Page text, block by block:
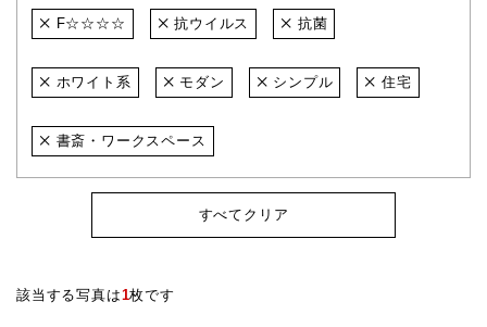
F☆☆☆☆ 抗ウイルス 抗菌
ホワイト系 モダン シンプル 住宅
書斎・ワークスペース
すべてクリア
該当する写真は1枚です